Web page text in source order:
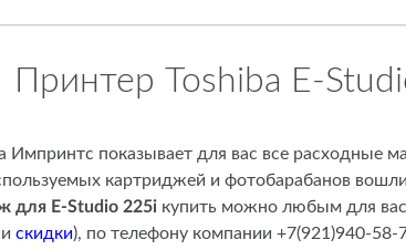
Принтер Toshiba E-
Импринтс показывает для вас все расходные
картриджей и фотобарабанов
для E-Studio 225iкупить можно любым для вас
скидки), по телефону компании +7(921)940-